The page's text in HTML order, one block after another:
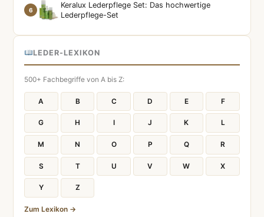
6
Keralux Lederpflege Set: Das hochwertige
Lederpflege-Set
LEDER-LEXIKON
500+ Fachbegriffe von A bis Z:
A B C D E F
G H I J K L
M N O P Q R
S T U V W X
Y Z
Zum Lexikon →